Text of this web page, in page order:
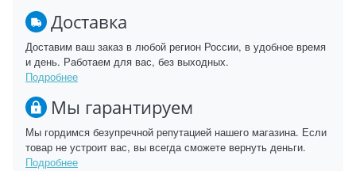
Доставка
Доставим ваш заказ в любой регион России, в удобное время
и день. Работаем для вас, без выходных.
Подробнее
Мы гарантируем
Мы гордимся безупречной репутацией нашего магазина. Если
товар не устроит вас, вы всегда сможете вернуть деньги.
Подробнее